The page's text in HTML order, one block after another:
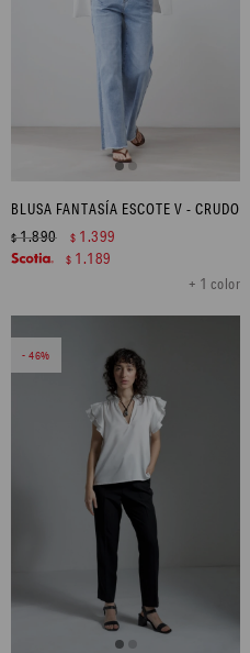
BLUSA FANTASÍA ESCOTE V - CRUDO
+ 1 color
$1.890 $ 1.399
$ 1.189
46